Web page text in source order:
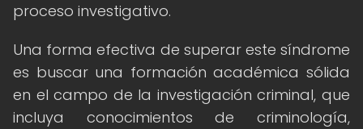
proceso investigativo.
Una forma efectiva de superar este síndrome
es buscar una formación académica sólida
en el campo de la investigación criminal, que
incluya conocimientos de criminología,